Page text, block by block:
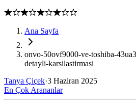
Ana Sayfa
onvo-50ovf9000-ve-toshiba-
detayli-karsilastirmasi
Tanya Çiçek·3 Haziran 2025
En Çok Arananlar